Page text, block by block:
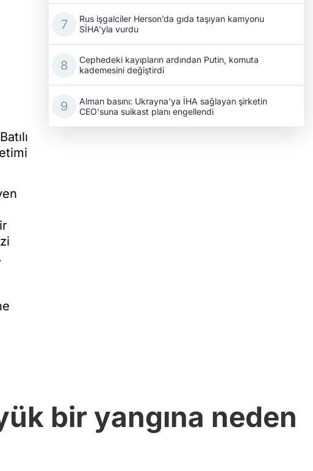
Rus işgalciler Herson’da gıda taşıyan kamyonu
SİHA’yla vurdu
Cephedeki kayıpların ardından Putin, komuta
kademesini değiştirdi
Alman basını: Ukrayna'ya İHA sağlayan şirketin
CEO'suna suikast planı engellendi
bir yangına neden